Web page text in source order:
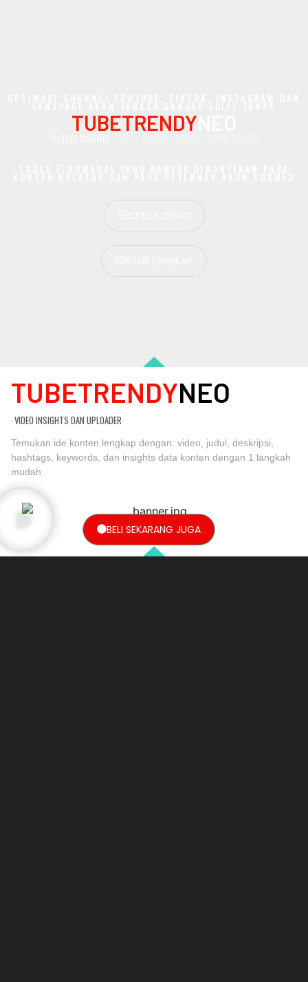
TUBETRENDY
BELI SEKARANG JUGA
TUBETRENDYNEO
VIDEO INSIGHTS DAN UPLOADER
Temukan ide konten lengkap dengan: video, judul, deskripsi,
hashtags, keywords, dan insights data konten dengan 1 langkah
mudah.